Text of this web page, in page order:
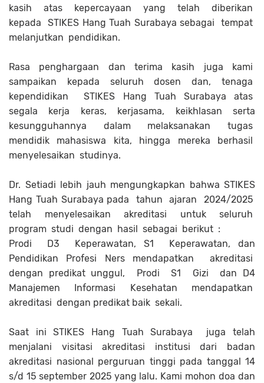
kasih atas kepercayaan yang telah diberikan
kepada STIKES Hang Tuah Surabaya sebagai tempat
melanjutkan pendidikan.
Rasa penghargaan dan terima kasih juga kami
sampaikan kepada seluruh dosen dan, tenaga
kependidikan STIKES Hang Tuah Surabaya atas
segala kerja keras, kerjasama, keikhlasan serta
kesungguhannya dalam melaksanakan tugas
mendidik mahasiswa kita, hingga mereka berhasil
menyelesaikan studinya.
Dr. Setiadi lebih jauh mengungkapkan bahwa STIKES
Hang Tuah Surabaya pada tahun ajaran 2024/2025
telah menyelesaikan akreditasi untuk seluruh
program studi dengan hasil sebagai berikut :
Prodi D3 Keperawatan, S1 Keperawatan, dan
Pendidikan Profesi Ners mendapatkan akreditasi
dengan predikat unggul, Prodi S1 Gizi dan D4
Manajemen Informasi Kesehatan mendapatkan
akreditasi dengan predikat baik sekali.
Saat ini STIKES Hang Tuah Surabaya juga telah
menjalani visitasi akreditasi institusi dari badan
akreditasi nasional perguruan tinggi pada tanggal 14
s/d 15 september 2025 yang lalu. Kami mohon doa dan